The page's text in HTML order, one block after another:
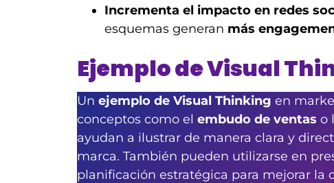
Incrementa el impacto en redes
esquemas generan más
Ejemplo de Visual
Un ejemplo de Visual Thinking en
conceptos como el embudo de ventas o
ayudan a ilustrar de manera clara y
marca. También pueden utilizarse en
planificación estratégica para mejorar la